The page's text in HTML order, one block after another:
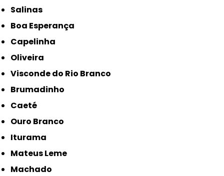
Salinas
Boa Esperança
Capelinha
Oliveira
Visconde do Rio Branco
Brumadinho
Caeté
Ouro Branco
Iturama
Mateus Leme
Machado